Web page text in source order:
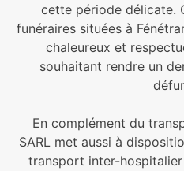
cette période délicate.
funéraires situées à
chaleureux et
souhaitant rendre un
En complément du
SARL met aussi à
transport inter-